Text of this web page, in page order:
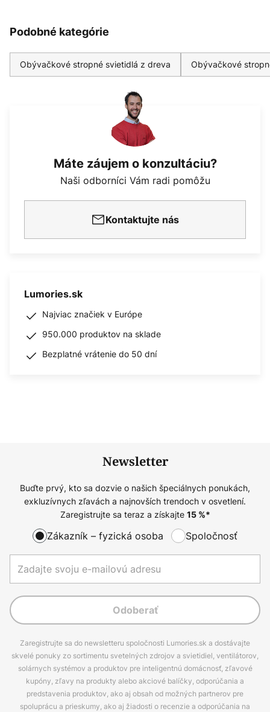
Podobné kategórie
Obývačkové stropné svietidlá z dreva Obývačkové
Máte záujem o konzultáciu?
Naši odborníci Vám radi pomôžu
Kontaktujte nás
Lumories.sk
Najviac značiek v Európe
950.000 produktov na sklade
Bezplatné vrátenie do 50 dní
Newsletter
Buďte prvý, kto sa dozvie o našich špeciálnych ponukách,
exkluzívnych zľavách a najnovších trendoch v osvetlení.
Zaregistrujte sa teraz a získajte 15%*
Zákazník – fyzická osoba Spoločnosť
Odoberať
Zaregistrujte sa do newsletteru spoločnosti Lumories.sk a dostávajte
skvelé ponuky zo sortimentu svetelných zdrojov a svietidiel, ventilátorov,
solárnych systémov a produktov pre inteligentnú domácnosť, zľavové
kupóny, zľavy na produkty alebo akciové balíčky, odporúčania a
predstavenia produktov, ako aj obsah od možných partnerov pre
spoluprácu a prieskumy, ako aj žiadosti o recenzie a odporúčania na